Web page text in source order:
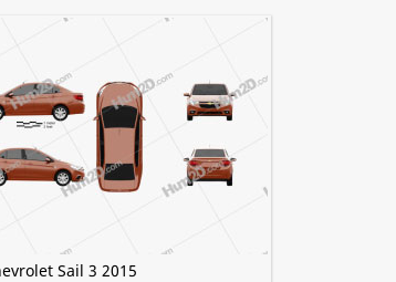
Sail 3 2015